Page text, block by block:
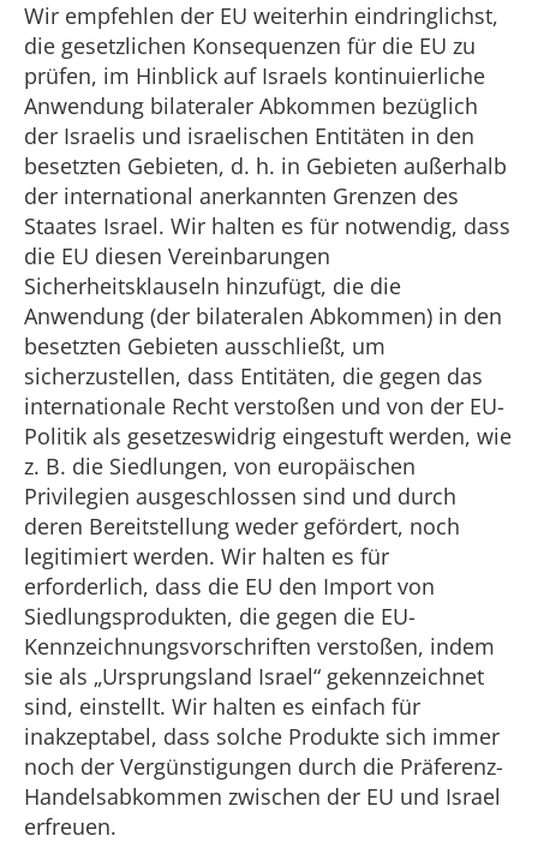
Wir empfehlen der EU weiterhin eindringlichst,
die gesetzlichen Konsequenzen für die EU zu
prüfen, im Hinblick auf Israels kontinuierliche
Anwendung bilateraler Abkommen bezüglich
der Israelis und israelischen Entitäten in den
besetzten Gebieten, d. h. in Gebieten außerhalb
der international anerkannten Grenzen des
Staates Israel. Wir halten es für notwendig, dass
die EU diesen Vereinbarungen
Sicherheitsklauseln hinzufügt, die die
Anwendung (der bilateralen Abkommen) in den
besetzten Gebieten ausschließt, um
sicherzustellen, dass Entitäten, die gegen das
internationale Recht verstoßen und von der EU-
Politik als gesetzeswidrig eingestuft werden, wie
z. B. die Siedlungen, von europäischen
Privilegien ausgeschlossen sind und durch
deren Bereitstellung weder gefördert, noch
legitimiert werden. Wir halten es für
erforderlich, dass die EU den Import von
Siedlungsprodukten, die gegen die EU-
Kennzeichnungsvorschriften verstoßen, indem
sie als „Ursprungsland Israel“ gekennzeichnet
sind, einstellt. Wir halten es einfach für
inakzeptabel, dass solche Produkte sich immer
noch der Vergünstigungen durch die Präferenz-
Handelsabkommen zwischen der EU und Israel
erfreuen.